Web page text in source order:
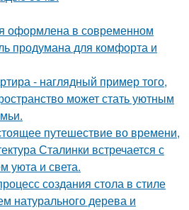
оформлена в современном
продумана для комфорта и
- наглядный пример того,
может стать уютным
путешествие во времени,
Сталинки встречается с
уюта и света.
создания стола в стиле
натурального дерева и